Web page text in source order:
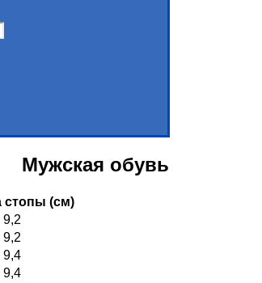
Мужская обувь
стопы (см)
9,2
9,2
9,4
9,4